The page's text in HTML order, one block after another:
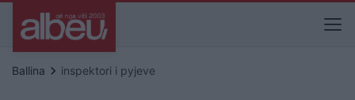
Ballina keyboard_arrow_right inspektori i pyjeve